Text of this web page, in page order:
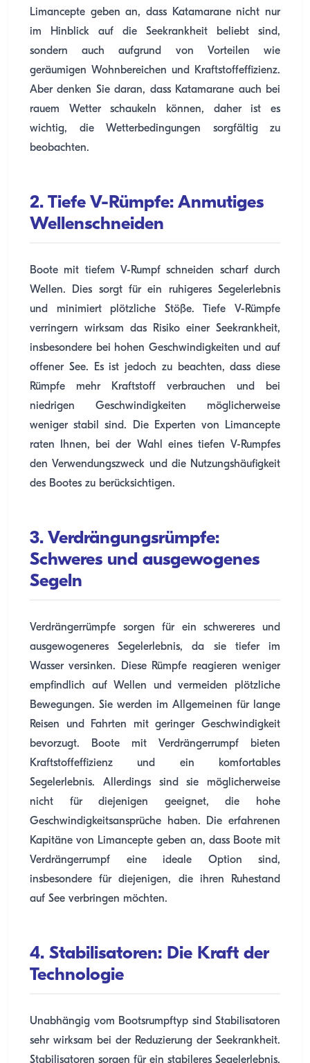
Limancepte geben an, dass Katamarane nicht nur
im Hinblick auf die Seekrankheit beliebt sind,
sondern auch aufgrund von Vorteilen wie
geräumigen Wohnbereichen und Kraftstoffeffizienz.
Aber denken Sie daran, dass Katamarane auch bei
rauem Wetter schaukeln können, daher ist es
wichtig, die Wetterbedingungen sorgfältig zu
beobachten.
2. Tiefe V-Rümpfe: Anmutiges
Wellenschneiden
Boote mit tiefem V-Rumpf schneiden scharf durch
Wellen. Dies sorgt für ein ruhigeres Segelerlebnis
und minimiert plötzliche Stöße. Tiefe V-Rümpfe
verringern wirksam das Risiko einer Seekrankheit,
insbesondere bei hohen Geschwindigkeiten und auf
offener See. Es ist jedoch zu beachten, dass diese
Rümpfe mehr Kraftstoff verbrauchen und bei
niedrigen Geschwindigkeiten möglicherweise
weniger stabil sind. Die Experten von Limancepte
raten Ihnen, bei der Wahl eines tiefen V-Rumpfes
den Verwendungszweck und die Nutzungshäufigkeit
des Bootes zu berücksichtigen.
3. Verdrängungsrümpfe:
Schweres und ausgewogenes
Segeln
Verdrängerrümpfe sorgen für ein schwereres und
ausgewogeneres Segelerlebnis, da sie tiefer im
Wasser versinken. Diese Rümpfe reagieren weniger
empfindlich auf Wellen und vermeiden plötzliche
Bewegungen. Sie werden im Allgemeinen für lange
Reisen und Fahrten mit geringer Geschwindigkeit
bevorzugt. Boote mit Verdrängerrumpf bieten
Kraftstoffeffizienz und ein komfortables
Segelerlebnis. Allerdings sind sie möglicherweise
nicht für diejenigen geeignet, die hohe
Geschwindigkeitsansprüche haben. Die erfahrenen
Kapitäne von Limancepte geben an, dass Boote mit
Verdrängerrumpf eine ideale Option sind,
insbesondere für diejenigen, die ihren Ruhestand
auf See verbringen möchten.
4. Stabilisatoren: Die Kraft der
Technologie
Unabhängig vom Bootsrumpftyp sind Stabilisatoren
sehr wirksam bei der Reduzierung der Seekrankheit.
Stabilisatoren sorgen für ein stabileres Segelerlebnis,